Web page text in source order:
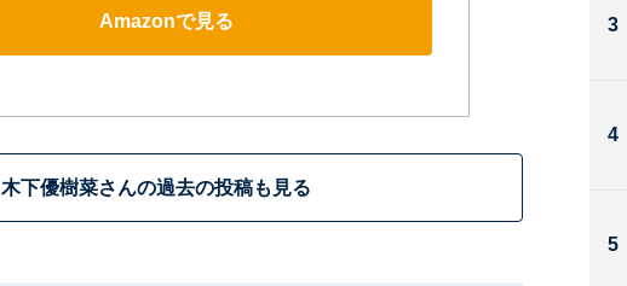
Amazonで見る
木下優樹菜さんの過去の投稿も見る
3
4
5